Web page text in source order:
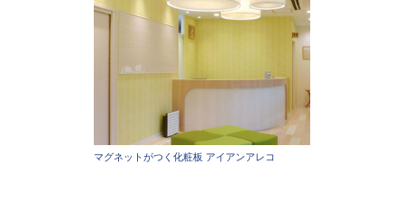
マグネットがつく化粧板 アイアンアレコ